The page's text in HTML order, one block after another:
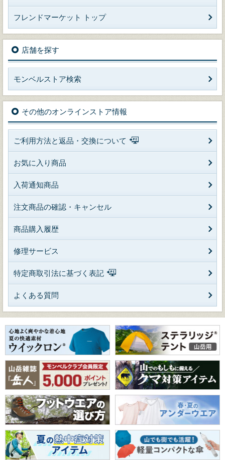
フレンドマーケット トップ
店舗を探す
モンベルストア検索
その他のオンラインストア情報
ご利用方法と返品・交換について
お気に入り商品
入荷通知商品
注文商品の確認・キャンセル
商品購入履歴
修理サービス
特定商取引法に基づく表記
よくある質問